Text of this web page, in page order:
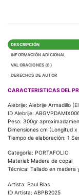
DESCRIPCIÓN
INFORMACIÓN ADICIONAL
VALORACIONES (0)
DERECHOS DE AUTOR
CARACTERISTICAS DEL
Alebrije: Alebrije Armadillo
ID Alebrije:
Peso: 300gr
Dimensiones cm (Longitud
Tiempo de elaboración: 1
Categoría: PORTAFOLIO
Material: Madera de copal
Técnica: Tallado en madera
Artista: Paul Blas
ID Artista: ABPB2025